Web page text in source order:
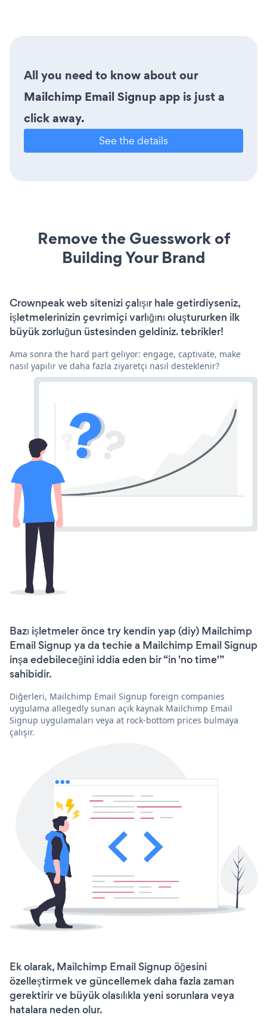
All you need to know about our
Mailchimp Email Signup app is just a
click away.
See the details
Remove the Guesswork of
Building Your Brand
Crownpeak web sitenizi çalışır hale getirdiyseniz,
işletmelerinizin çevrimiçi varlığını oluştururken ilk
büyük zorluğun üstesinden geldiniz. tebrikler!
Ama sonra the hard part geliyor: engage, captivate, make
nasıl yapılır ve daha fazla ziyaretçi nasıl desteklenir?
Bazı işletmeler önce try kendin yap (diy) Mailchimp
Email Signup ya da techie a Mailchimp Email Signup
inşa edebileceğini iddia eden bir “in 'no time'”
sahibidir.
Diğerleri, Mailchimp Email Signup foreign companies
uygulama allegedly sunan açık kaynak Mailchimp Email
Signup uygulamaları veya at rock-bottom prices bulmaya
çalışır.
Ek olarak, Mailchimp Email Signup öğesini
özelleştirmek ve güncellemek daha fazla zaman
gerektirir ve büyük olasılıkla yeni sorunlara veya
hatalara neden olur.